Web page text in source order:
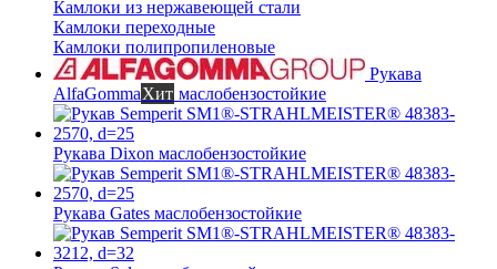
Камлоки из нержавеющей стали
Камлоки переходные
Камлоки полипропиленовые
Рукава
AlfaGommaХит маслобензостойкие
Рукава Dixon маслобензостойкие
Рукава Gates маслобензостойкие